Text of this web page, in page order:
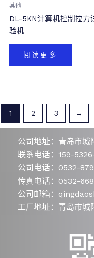
其他
DL-5KN计算机控制拉力
验机
阅读更多
1 2 3 →
公司地址：青岛市城
联系电话：159-
公司电话：0532-
传真电话：0532-
公司邮箱：
工厂地址：青岛市城